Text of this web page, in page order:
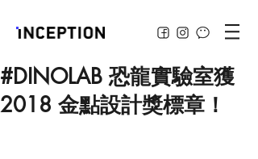
#DINOLAB 恐龍實驗室獲
2018 金點設計獎標章！